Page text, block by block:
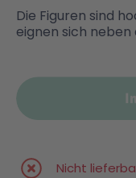
Die Figuren sind
eignen sich neben
Nicht